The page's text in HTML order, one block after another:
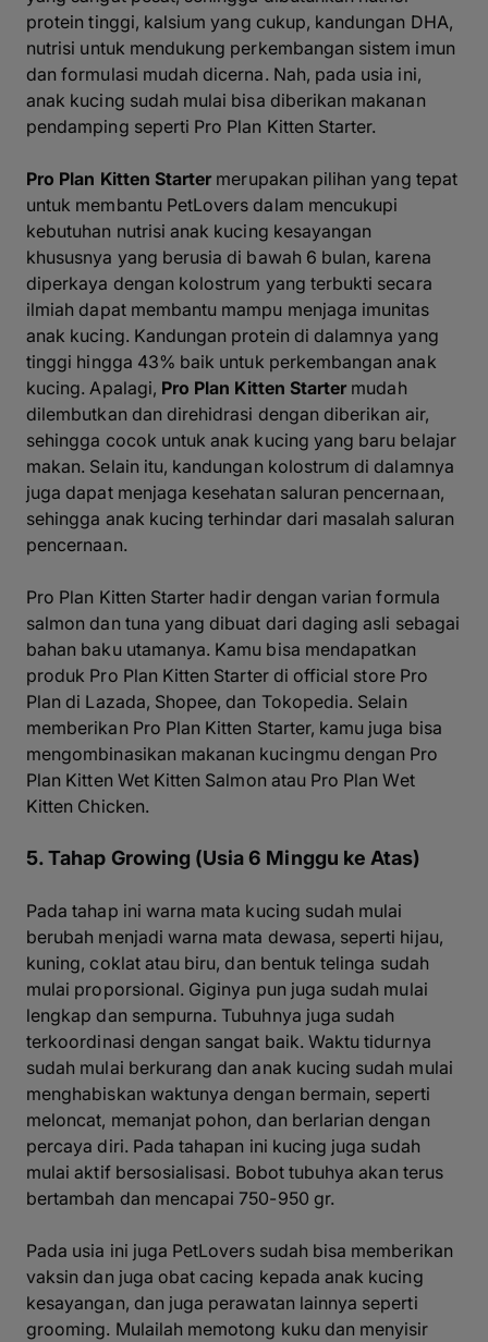
protein tinggi, kalsium yang cukup, kandungan DHA,
nutrisi untuk mendukung perkembangan sistem imun
dan formulasi mudah dicerna. Nah, pada usia ini,
anak kucing sudah mulai bisa diberikan makanan
pendamping seperti Pro Plan Kitten Starter.
Pro Plan Kitten Starter merupakan pilihan yang tepat
untuk membantu PetLovers dalam mencukupi
kebutuhan nutrisi anak kucing kesayangan
khususnya yang berusia di bawah 6 bulan, karena
diperkaya dengan kolostrum yang terbukti secara
ilmiah dapat membantu mampu menjaga imunitas
anak kucing. Kandungan protein di dalamnya yang
tinggi hingga 43% baik untuk perkembangan anak
kucing. Apalagi, Pro Plan Kitten Starter mudah
dilembutkan dan direhidrasi dengan diberikan air,
sehingga cocok untuk anak kucing yang baru belajar
makan. Selain itu, kandungan kolostrum di dalamnya
juga dapat menjaga kesehatan saluran pencernaan,
sehingga anak kucing terhindar dari masalah saluran
pencernaan.
Pro Plan Kitten Starter hadir dengan varian formula
salmon dan tuna yang dibuat dari daging asli sebagai
bahan baku utamanya. Kamu bisa mendapatkan
produk Pro Plan Kitten Starter di official storePro
Plan di Lazada, Shopee, dan Tokopedia. Selain
memberikan Pro Plan Kitten Starter, kamu juga bisa
mengombinasikan makanan kucingmu dengan Pro
Plan Kitten Wet Kitten Salmon atau Pro Plan Wet
Kitten Chicken.
5. Tahap Growing (Usia 6 Minggu ke Atas)
Pada tahap ini warna mata kucing sudah mulai
berubah menjadi warna mata dewasa, seperti hijau,
kuning, coklat atau biru, dan bentuk telinga sudah
mulai proporsional. Giginya pun juga sudah mulai
lengkap dan sempurna. Tubuhnya juga sudah
terkoordinasi dengan sangat baik. Waktu tidurnya
sudah mulai berkurang dan anak kucing sudah mulai
menghabiskan waktunya dengan bermain, seperti
meloncat, memanjat pohon, dan berlarian dengan
percaya diri. Pada tahapan ini kucing juga sudah
mulai aktif bersosialisasi. Bobot tubuhya akan terus
bertambah dan mencapai 750-950 gr.
Pada usia ini juga PetLovers sudah bisa memberikan
vaksin dan juga obat cacing kepada anak kucing
kesayangan, dan juga perawatan lainnya seperti
grooming. Mulailah memotong kuku dan menyisir